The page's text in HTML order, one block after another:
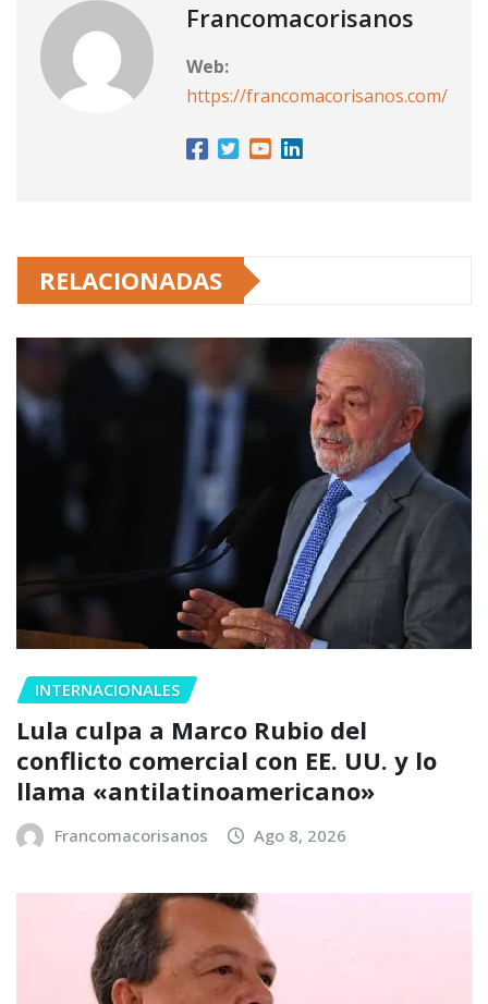
Francomacorisanos
Web:
https://francomacorisanos.com/
RELACIONADAS
INTERNACIONALES
Lula culpa a Marco Rubio del
conflicto comercial con EE. UU. y lo
llama «antilatinoamericano»
Francomacorisanos Ago 8, 2026